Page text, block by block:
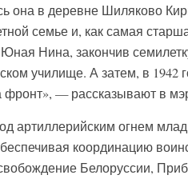
она в деревне Шиляково
семье и, как самая
Нина, закончив
училище. А затем, в 1942
— рассказывают в
артиллерийским огнем
координацию
Белоруссии,